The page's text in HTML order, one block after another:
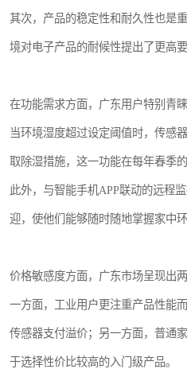
其次，产品的稳定性和耐久性也是
境对电子产品的耐候性提出了更高要
在功能需求方面，广东用户特别青
当环境湿度超过设定阈值时，传感
取除湿措施，这一功能在每年春季
此外，与智能手机APP联动的远程
迎，使他们能够随时随地掌握家中环
价格敏感度方面，广东市场呈现出两
一方面，工业用户更注重产品性能
传感器支付溢价；另一方面，普通
于选择性价比较高的入门级产品。